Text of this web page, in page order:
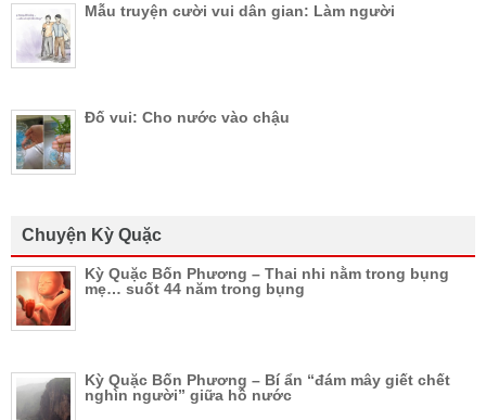
Mẫu truyện cười vui dân gian: Làm người
Đố vui: Cho nước vào chậu
Chuyện Kỳ Quặc
Kỳ Quặc Bốn Phương – Thai nhi nằm trong bụng
mẹ… suốt 44 năm trong bụng
Kỳ Quặc Bốn Phương – Bí ẩn “đám mây giết chết
nghìn người” giữa hồ nước